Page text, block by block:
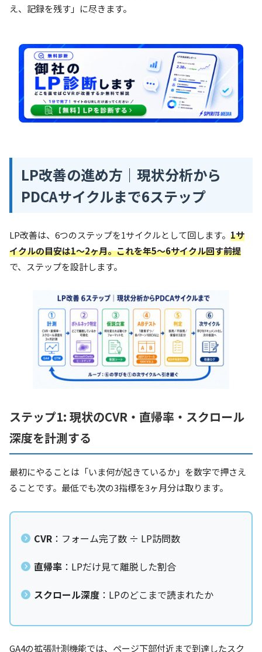
え、記録を残す」に尽きます。
LP改善の進め方｜現状分析から
PDCAサイクルまで6ステップ
LP改善は、6つのステップを1サイクルとして回します。 1サ
イクルの目安は1〜2ヶ月。これを年5〜6サイクル回す前提
で、ステップを設計します。
ステップ1: 現状のCVR・直帰率・スクロール
深度を計測する
最初にやることは「いま何が起きているか」を数字で押さえ
ることです。最低でも次の3指標を3ヶ月分は取ります。
CVR ：フォーム完了数 ÷ LP訪問数
直帰率 ：LPだけ見て離脱した割合
スクロール深度 ：LPのどこまで読まれたか
GA4の拡張計測機能では、ページ下部付近まで到達したスク